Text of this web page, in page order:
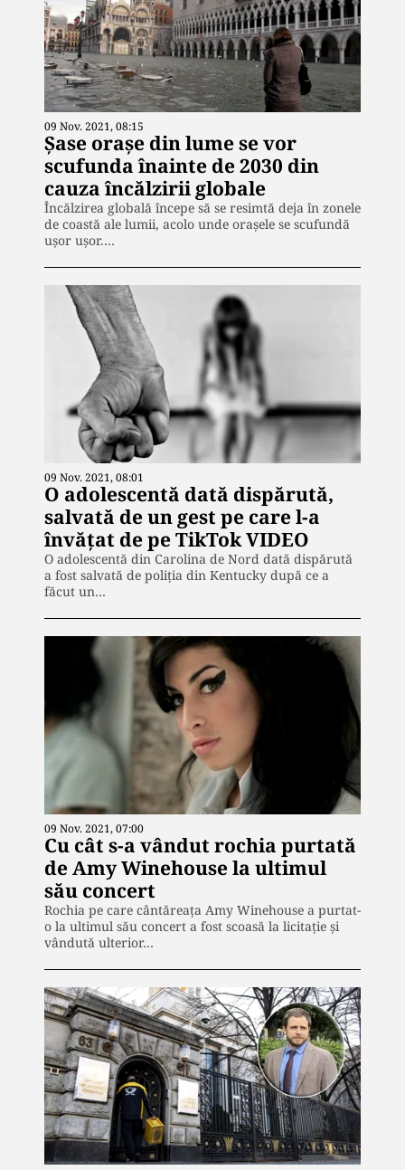
09 Nov. 2021, 08:15
Șase orașe din lume se vor
scufunda înainte de 2030 din
cauza încălzirii globale
Încălzirea globală începe să se resimtă deja în zonele
de coastă ale lumii, acolo unde orașele se scufundă
ușor ușor.…
09 Nov. 2021, 08:01
O adolescentă dată dispărută,
salvată de un gest pe care l-a
învățat de pe TikTok VIDEO
O adolescentă din Carolina de Nord dată dispărută
a fost salvată de poliția din Kentucky după ce a
făcut un…
09 Nov. 2021, 07:00
Cu cât s-a vândut rochia purtată
de Amy Winehouse la ultimul
său concert
Rochia pe care cântăreaţa Amy Winehouse a purtat-
o la ultimul său concert a fost scoasă la licitație și
vândută ulterior…